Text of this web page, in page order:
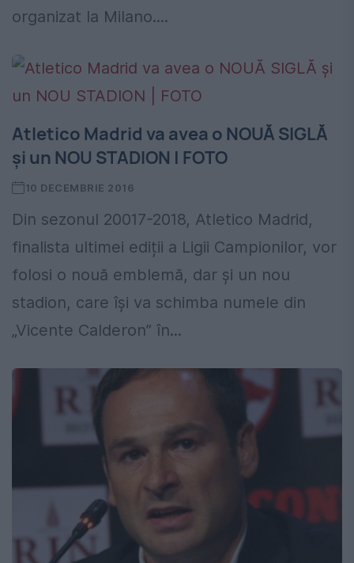
organizat la Milano....
Atletico Madrid va avea o NOUĂ SIGLĂ
și un NOU STADION | FOTO
10 DECEMBRIE 2016
Din sezonul 20017-2018, Atletico Madrid,
finalista ultimei ediții a Ligii Campionilor, vor
folosi o nouă emblemă, dar și un nou
stadion, care își va schimba numele din
„Vicente Calderon” în...